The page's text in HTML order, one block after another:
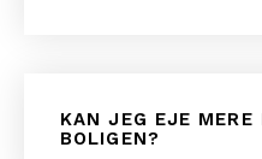
KAN JEG EJE MERE
BOLIGEN?